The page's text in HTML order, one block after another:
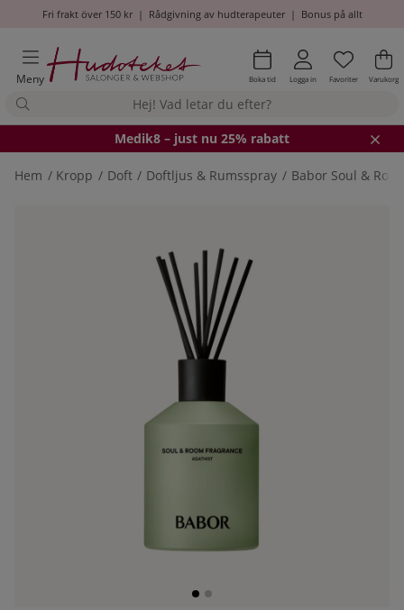
Fri frakt över 150 kr| Rådgivning av hudterapeuter| Bonus på allt
Meny Boka tid Logga in Antal i
.
Favoriter .
Varukorg
Medik8 – just nu 25% rabatt
Hem Kropp Doft Doftljus & Rumsspray Babor Soul &